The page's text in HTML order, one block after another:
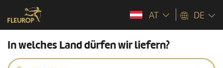
AT DE
In welches Land dürfen wir liefern?